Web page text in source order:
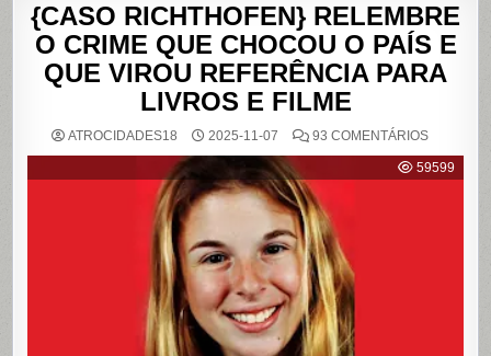
{CASO RICHTHOFEN} RELEMBRE
O CRIME QUE CHOCOU O PAÍS E
QUE VIROU REFERÊNCIA PARA
LIVROS E FILME
ATROCIDADES18 2025-11-07 93 COMENTÁRIOSEM
59599